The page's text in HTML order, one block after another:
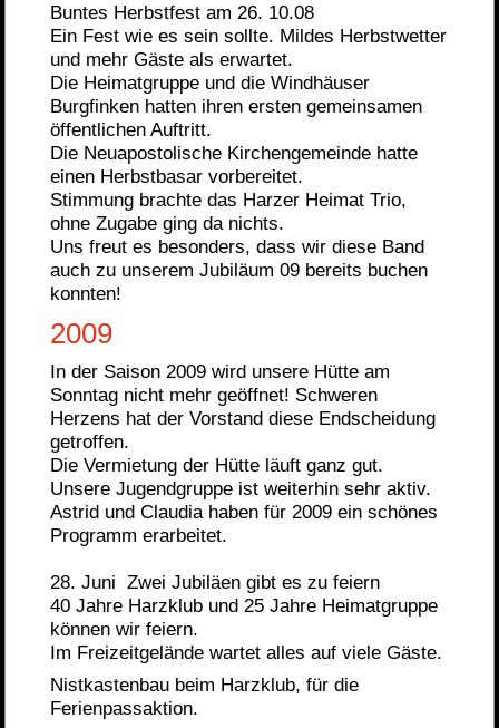
Buntes Herbstfest am 26. 10.08
Ein Fest wie es sein sollte. Mildes Herbstwetter
und mehr Gäste als erwartet.
Die Heimatgruppe und die Windhäuser
Burgfinken hatten ihren ersten gemeinsamen
öffentlichen Auftritt.
Die Neuapostolische Kirchengemeinde hatte
einen Herbstbasar vorbereitet.
Stimmung brachte das Harzer Heimat Trio,
ohne Zugabe ging da nichts.
Uns freut es besonders, dass wir diese Band
auch zu unserem Jubiläum 09 bereits buchen
konnten!
2009
In der Saison 2009 wird unsere Hütte am
Sonntag nicht mehr geöffnet! Schweren
Herzens hat der Vorstand diese Endscheidung
getroffen.
Die Vermietung der Hütte läuft ganz gut.
Unsere Jugendgruppe ist weiterhin sehr aktiv.
Astrid und Claudia haben für 2009 ein schönes
Programm erarbeitet.
28. Juni Zwei Jubiläen gibt es zu feiern
40 Jahre Harzklub und 25 Jahre Heimatgruppe
können wir feiern.
Im Freizeitgelände wartet alles auf viele Gäste.
Nistkastenbau beim Harzklub, für die
Ferienpassaktion.